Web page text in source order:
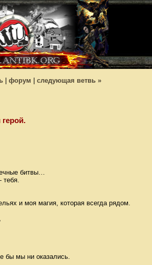
форум
следующая ветвь »
битвы…
и моя магия, которая всегда рядом.
бы мы ни оказались.